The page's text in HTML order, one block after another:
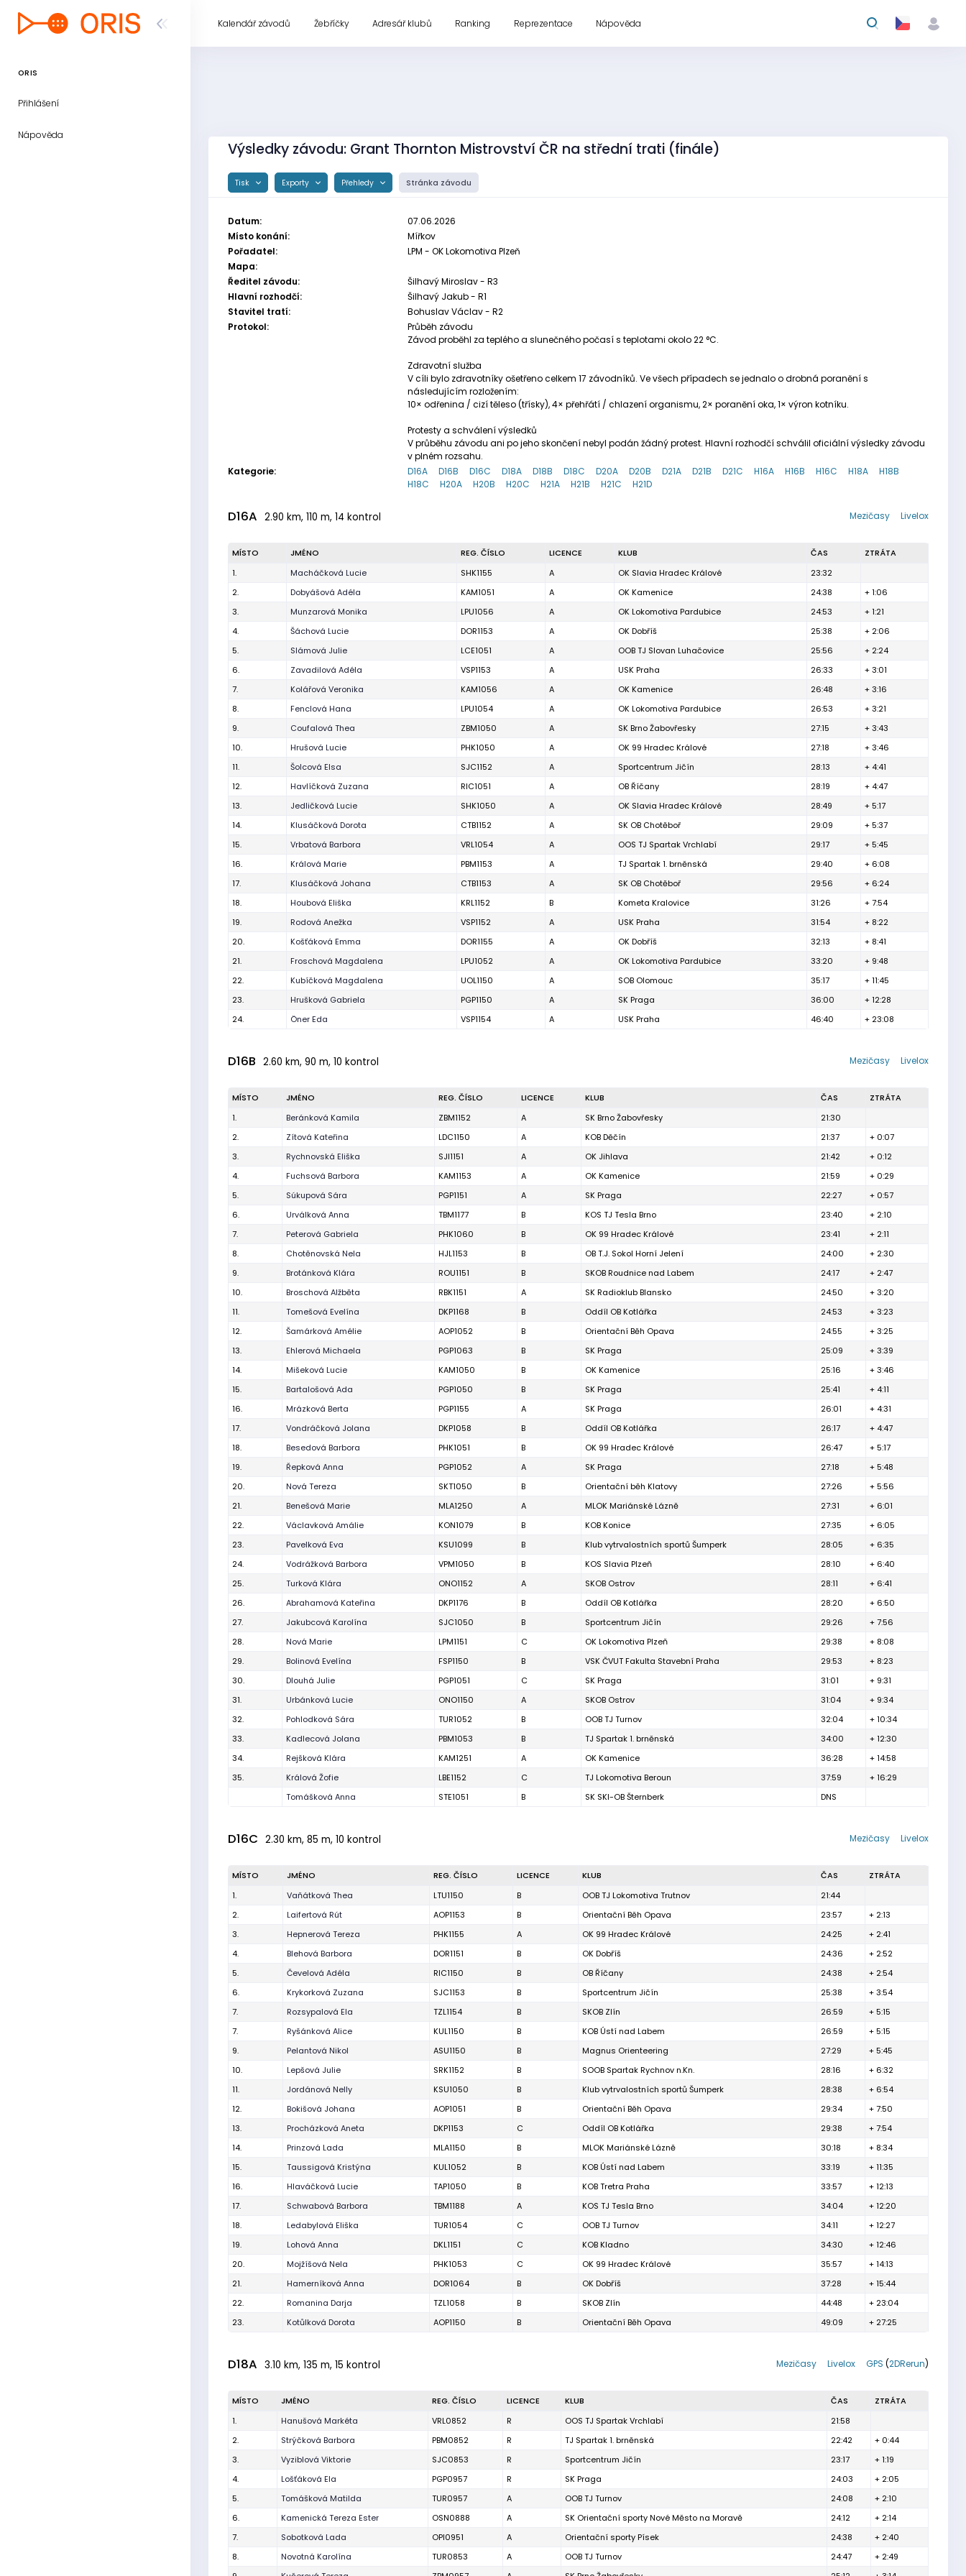
ORIS
Přihlášení
Nápověda
Kalendář závodů Žebříčky Adresář klubů Ranking Reprezentace Nápověda
Výsledky závodu: Grant Thornton Mistrovství ČR na střední trati (finále)
Tisk Exporty Přehledy Stránka závodu
Datum:
07.06.2026
Místo konání:
Mířkov
Pořadatel:
LPM - OK Lokomotiva Plzeň
Mapa:
Ředitel závodu:
Šilhavý Miroslav - R3
Hlavní rozhodčí:
Šilhavý Jakub - R1
Stavitel tratí:
Bohuslav Václav - R2
Protokol:
Průběh závodu
Závod proběhl za teplého a slunečného počasí s teplotami okolo 22 °C.
Zdravotní služba
V cíli bylo zdravotníky ošetřeno celkem 17 závodníků. Ve všech případech se jednalo o drobná poranění s
následujícím rozložením:
10× odřenina / cizí těleso (třísky), 4× přehřátí / chlazení organismu, 2× poranění oka, 1× výron kotníku.
Protesty a schválení výsledků
V průběhu závodu ani po jeho skončení nebyl podán žádný protest. Hlavní rozhodčí schválil oficiální výsledky závodu
v plném rozsahu.
Kategorie:
D16A D16B D16C D18A D18B D18C D20A D20B D21A D21B D21C H16A H16B H16C H18A
H18B
H18C
H20A H20B H20C H21A H21B H21C H21D
D16A 2.90 km, 110 m, 14 kontrol Livelox
Mezičasy
MÍSTO JMÉNO REG. ČÍSLO LICENCE KLUB ČAS
ZTRÁTA
1.
Macháčková Lucie SHK1155 A OK Slavia Hradec Králové
23:32
2.
Dobyášová Adéla KAM1051 A OK Kamenice 24:38
+ 1:06
3.
Munzarová Monika LPU1056 A OK Lokomotiva Pardubice 24:53
+ 1:21
4.
Šáchová Lucie DOR1153 A OK Dobříš 25:38
+ 2:06
5.
Slámová Julie LCE1051 A OOB TJ Slovan Luhačovice 25:56
+ 2:24
6.
Zavadilová Adéla VSP1153 A USK Praha 26:33
+ 3:01
7.
Kolářová Veronika KAM1056 A OK Kamenice 26:48
+ 3:16
8.
Fenclová Hana LPU1054 A OK Lokomotiva Pardubice 26:53
+ 3:21
9.
Coufalová Thea ZBM1050 A SK Brno Žabovřesky 27:15
+ 3:43
10.
Hrušová Lucie PHK1050 A OK 99 Hradec Králové 27:18
+ 3:46
11.
Šolcová Elsa SJC1152 A Sportcentrum Jičín 28:13
+ 4:41
12.
Havlíčková Zuzana RIC1051 A OB Říčany 28:19
+ 4:47
13.
Jedličková Lucie SHK1050 A OK Slavia Hradec Králové 28:49
+ 5:17
14.
Klusáčková Dorota CTB1152 A SK OB Chotěboř 29:09
+ 5:37
15.
Vrbatová Barbora VRL1054 A OOS TJ Spartak Vrchlabí 29:17
+ 5:45
16.
Králová Marie PBM1153 A TJ Spartak 1. brněnská 29:40
+ 6:08
17.
Klusáčková Johana CTB1153 A SK OB Chotěboř 29:56
+ 6:24
18.
Houbová Eliška KRL1152 B Kometa Kralovice 31:26
+ 7:54
19.
Rodová Anežka VSP1152 A USK Praha 31:54
+ 8:22
20.
Košťáková Emma DOR1155 A OK Dobříš 32:13
+ 8:41
21.
Froschová Magdalena LPU1052 A OK Lokomotiva Pardubice 33:20
+ 9:48
22.
Kubíčková Magdalena UOL1150 A SOB Olomouc 35:17
+ 11:45
23.
Hrušková Gabriela PGP1150 A SK Praga 36:00
+ 12:28
24.
Öner Eda VSP1154 A USK Praha 46:40 + 23:08
D16B 2.60 km, 90 m, 10 kontrol Livelox
Mezičasy
MÍSTO JMÉNO REG. ČÍSLO LICENCE KLUB ČAS
ZTRÁTA
1.
Beránková Kamila ZBM1152 A SK Brno Žabovřesky
21:30
2.
Zítová Kateřina LDC1150 A KOB Děčín 21:37
+ 0:07
3.
Rychnovská Eliška SJI1151 A OK Jihlava 21:42
+ 0:12
4.
Fuchsová Barbora KAM1153 A OK Kamenice 21:59
+ 0:29
5.
Súkupová Sára PGP1151 A SK Praga 22:27
+ 0:57
6.
Urválková Anna TBM1177 B KOS TJ Tesla Brno 23:40
+ 2:10
7.
Peterová Gabriela PHK1060 B OK 99 Hradec Králové 23:41
+ 2:11
8.
Chotěnovská Nela HJL1153 B OB T.J. Sokol Horní Jelení 24:00
+ 2:30
9.
Brotánková Klára ROU1151 B SKOB Roudnice nad Labem 24:17
+ 2:47
10.
Broschová Alžběta RBK1151 A SK Radioklub Blansko 24:50
+ 3:20
11.
Tomešová Evelína DKP1168 B Oddíl OB Kotlářka 24:53
+ 3:23
12.
Šamárková Amélie AOP1052 B Orientační Běh Opava 24:55
+ 3:25
13.
Ehlerová Michaela PGP1063 B SK Praga 25:09
+ 3:39
14.
Mišeková Lucie KAM1050 B OK Kamenice 25:16
+ 3:46
15.
Bartalošová Ada PGP1050 B SK Praga 25:41
+ 4:11
16.
Mrázková Berta PGP1155 A SK Praga 26:01
+ 4:31
17.
Vondráčková Jolana DKP1058 B Oddíl OB Kotlářka 26:17
+ 4:47
18.
Besedová Barbora PHK1051 B OK 99 Hradec Králové 26:47
+ 5:17
19.
Řepková Anna PGP1052 A SK Praga 27:18
+ 5:48
20.
Nová Tereza SKT1050 B Orientační běh Klatovy 27:26
+ 5:56
21.
Benešová Marie MLA1250 A MLOK Mariánské Lázně 27:31
+ 6:01
22.
Václavková Amálie KON1079 B KOB Konice 27:35
+ 6:05
23.
Pavelková Eva KSU1099 B Klub vytrvalostních sportů Šumperk 28:05
+ 6:35
24.
Vodrážková Barbora VPM1050 B KOS Slavia Plzeň 28:10
+ 6:40
25.
Turková Klára ONO1152 A SKOB Ostrov 28:11
+ 6:41
26.
Abrahamová Kateřina DKP1176 B Oddíl OB Kotlářka 28:20
+ 6:50
27.
Jakubcová Karolína SJC1050 B Sportcentrum Jičín 29:26
+ 7:56
28.
Nová Marie LPM1151 C OK Lokomotiva Plzeň 29:38
+ 8:08
29.
Bolinová Evelína FSP1150 B VSK ČVUT Fakulta Stavební Praha 29:53
+ 8:23
30.
Dlouhá Julie PGP1051 C SK Praga 31:01
+ 9:31
31.
Urbánková Lucie ONO1150 A SKOB Ostrov 31:04
+ 9:34
32.
Pohlodková Sára TUR1052 B OOB TJ Turnov 32:04
+ 10:34
33.
Kadlecová Jolana PBM1053 B TJ Spartak 1. brněnská 34:00
+ 12:30
34.
Rejšková Klára KAM1251 A OK Kamenice 36:28
+ 14:58
35.
Králová Žofie LBE1152 C TJ Lokomotiva Beroun 37:59
+ 16:29
Tomášková Anna
STE1051 B SK SKI-OB Šternberk DNS
D16C 2.30 km, 85 m, 10 kontrol Livelox
Mezičasy
MÍSTO JMÉNO REG. ČÍSLO LICENCE KLUB ČAS
ZTRÁTA
1.
Vaňátková Thea LTU1150 B OOB TJ Lokomotiva Trutnov
21:44
2.
Laifertová Rút AOP1153 B Orientační Běh Opava 23:57
+ 2:13
3.
Hepnerová Tereza PHK1155 A OK 99 Hradec Králové 24:25
+ 2:41
4.
Blehová Barbora DOR1151 B OK Dobříš 24:36
+ 2:52
5.
Čevelová Adéla RIC1150 B OB Říčany 24:38
+ 2:54
6.
Krykorková Zuzana SJC1153 B Sportcentrum Jičín 25:38
+ 3:54
7.
Rozsypalová Ela TZL1154 B SKOB Zlín 26:59
+ 5:15
7.
Ryšánková Alice KUL1150 B KOB Ústí nad Labem 26:59
+ 5:15
9.
Pelantová Nikol ASU1150 B Magnus Orienteering 27:29
+ 5:45
10.
Lepšová Julie SRK1152 B SOOB Spartak Rychnov n.Kn. 28:16
+ 6:32
11.
Jordánová Nelly KSU1050 B Klub vytrvalostních sportů Šumperk 28:38
+ 6:54
12.
Bokišová Johana AOP1051 B Orientační Běh Opava 29:34
+ 7:50
13.
Procházková Aneta DKP1153 C Oddíl OB Kotlářka 29:38
+ 7:54
14.
Prinzová Lada MLA1150 B MLOK Mariánské Lázně 30:18
+ 8:34
15.
Taussigová Kristýna KUL1052 B KOB Ústí nad Labem 33:19
+ 11:35
16.
Hlaváčková Lucie TAP1050 B KOB Tretra Praha 33:57
+ 12:13
17.
Schwabová Barbora TBM1188 A KOS TJ Tesla Brno 34:04
+ 12:20
18.
Ledabylová Eliška TUR1054 C OOB TJ Turnov 34:11
+ 12:27
19.
Lohová Anna DKL1151 C KOB Kladno 34:30
+ 12:46
20.
Mojžíšová Nela PHK1053 C OK 99 Hradec Králové 35:57
+ 14:13
21.
Hamerníková Anna DOR1064 B OK Dobříš 37:28
+ 15:44
22.
Romanina Darja TZL1058 B SKOB Zlín 44:48
+ 23:04
23.
Kotůlková Dorota AOP1150 B Orientační Běh Opava 49:09 + 27:25
D18A 3.10 km, 135 m, 15 kontrol GPS (2DRerun)
Livelox
Mezičasy
MÍSTO JMÉNO REG. ČÍSLO LICENCE KLUB ČAS
ZTRÁTA
1.
Hanušová Markéta VRL0852 R OOS TJ Spartak Vrchlabí
21:58
2.
Strýčková Barbora PBM0852 R TJ Spartak 1. brněnská 22:42
+ 0:44
3.
Vyziblová Viktorie SJC0853 R Sportcentrum Jičín 23:17
+ 1:19
4.
Lošťáková Ela PGP0957 R SK Praga 24:03
+ 2:05
5.
Tomášková Matilda TUR0957 A OOB TJ Turnov 24:08
+ 2:10
6.
Kamenická Tereza Ester OSN0888 A SK Orientační sporty Nové Město na Moravě 24:12
+ 2:14
7.
Sobotková Lada OPI0951 A Orientační sporty Písek 24:38
+ 2:40
8.
Novotná Karolína TUR0853 A OOB TJ Turnov 24:47
+ 2:49